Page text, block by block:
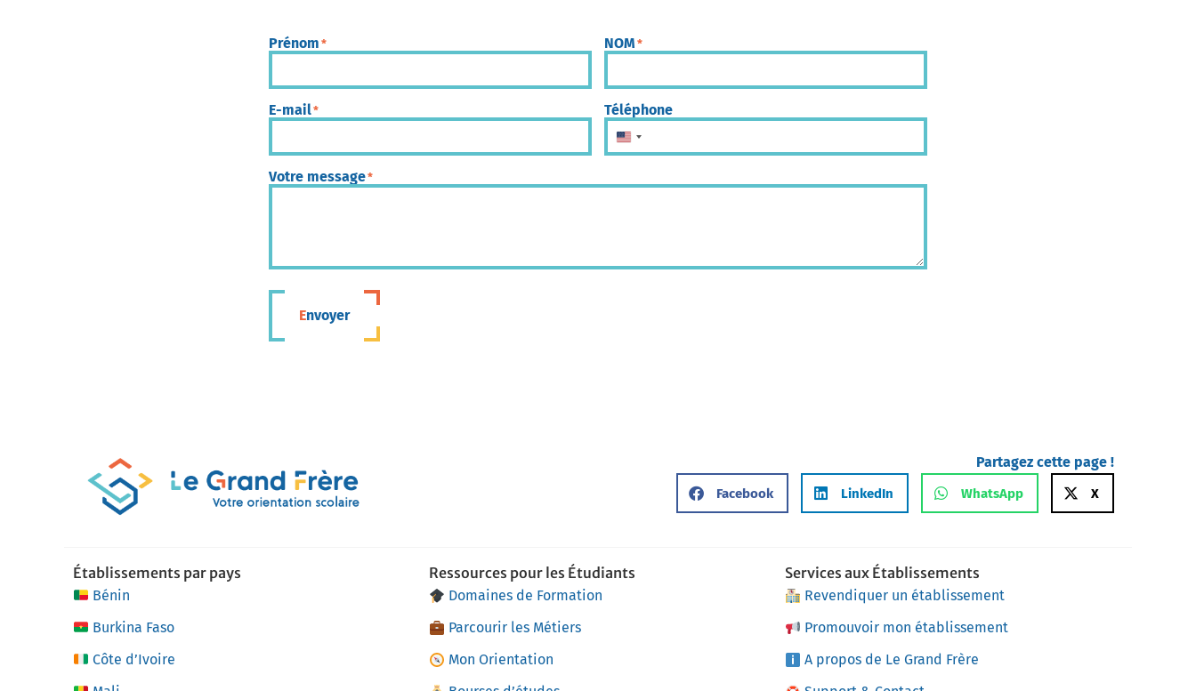
Prénom * NOM *
E-mail*
Téléphone
États-Unis +1
Votre message*
Envoyer
Partagez cette page !
Facebook LinkedIn WhatsApp X
Établissements par pays
Bénin
Burkina Faso
Côte d’Ivoire
Ressources pour les Étudiants
Domaines de Formation
Parcourir les Métiers
Mon Orientation
Services aux Établissements
Revendiquer un établissement
Promouvoir mon établissement
A propos de Le Grand Frère